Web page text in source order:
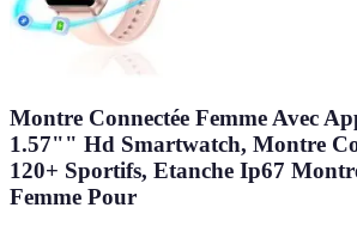
Montre Connectée Femme Avec
1.57"" Hd Smartwatch, Montre
120+ Sportifs, Etanche Ip67
Femme Pour